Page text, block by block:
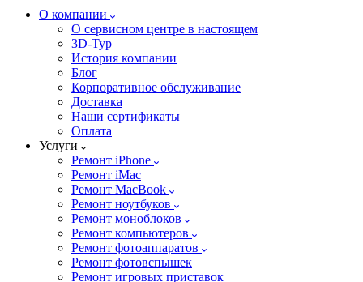
О компании
О сервисном центре в настоящем
3D-Тур
История компании
Блог
Корпоративное обслуживание
Доставка
Наши сертификаты
Оплата
Услуги
Ремонт iPhone
Ремонт iMac
Ремонт MacBook
Ремонт ноутбуков
Ремонт моноблоков
Ремонт компьютеров
Ремонт фотоаппаратов
Ремонт фотовспышек
Ремонт игровых приставок